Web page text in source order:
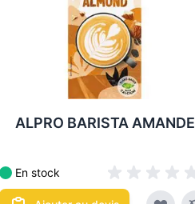
Les conditionnements disponibles :
ALPRO BARISTA AMANDE
En stock